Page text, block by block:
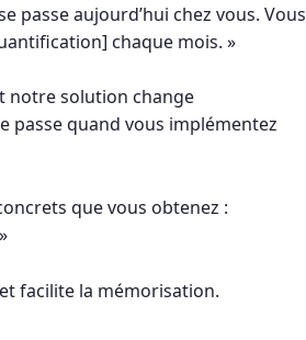
passe aujourd’hui chez vous. Vous
chaque mois. »
notre solution change
passe quand vous implémentez
que vous obtenez :
facilite la mémorisation.